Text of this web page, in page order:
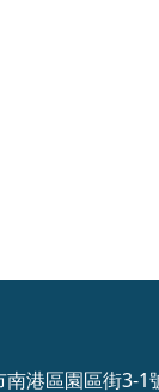
港區園區街3-1